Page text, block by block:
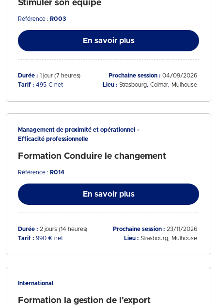
Stimuler son équipe
Référence : R003
En savoir plus
Durée : 1 jour (7 heures) Prochaine session : 04/09/2026
Tarif : 495 € net Lieu : Strasbourg Colmar Mulhouse
Management de proximité et opérationnel
Efficacité professionnelle
Formation Conduire le changement
Référence : R014
En savoir plus
Durée : 2 jours (14 heures) Prochaine session : 23/11/2026
Tarif : 990 € net Lieu : Strasbourg Mulhouse
International
Formation la gestion de l'export